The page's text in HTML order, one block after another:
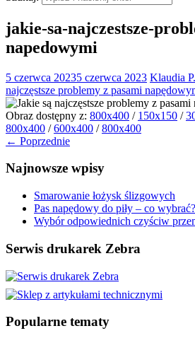
jakie-sa-najczestsze-
napedowymi
5 czerwca 20235 czerwca 2023 Klaudia P.
najczęstsze problemy z pasami
Obraz dostępny z: 800x400 / 150x150 /
800x400 /600x400 /800x400
← Poprzednie
Najnowsze wpisy
Smarowanie łożysk ślizgowych
Pas napędowy do piły – co wybrać?
Wybór odpowiednich czyściw
Serwis drukarek Zebra
Popularne tematy